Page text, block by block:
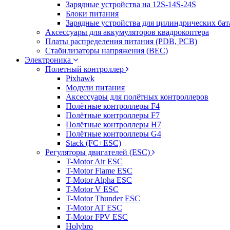
Зарядные устройства на 12S-14S-24S
Блоки питания
Зарядные устройства для цилиндрических
Аксессуары для аккумуляторов квадрокоптера
Платы распределения питания (PDB, PCB)
Стабилизаторы напряжения (BEC)
Электроника
Полетный контроллер
Pixhawk
Модули питания
Аксессуары для полётных контроллеров
Полётные контроллеры F4
Полётные контроллеры F7
Полётные контроллеры H7
Полётные контроллеры G4
Stack (FC+ESC)
Регуляторы двигателей (ESC)
T-Motor Air ESC
T-Motor Flame ESC
T-Motor Alpha ESC
T-Motor V ESC
T-Motor Thunder ESC
T-Motor AT ESC
T-Motor FPV ESC
Holybro